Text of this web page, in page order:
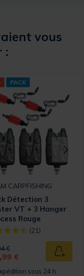
vous
:
PACK
CARPFISHING
Détection 3
VT + 3 Hanger
Rouge
Object] out of 5
(21)
reduced from
€to
99 €
sous 24 h